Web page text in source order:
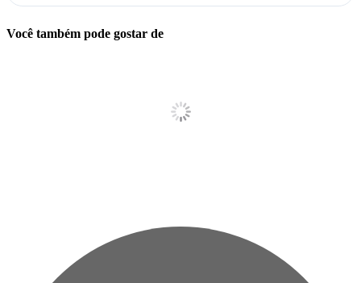
Você também pode gostar de